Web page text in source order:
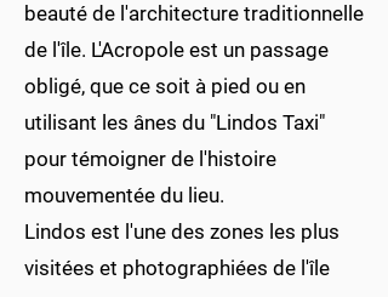
beauté de l'architecture traditionnelle
de l'île. L'Acropole est un passage
obligé, que ce soit à pied ou en
utilisant les ânes du "Lindos Taxi"
pour témoigner de l'histoire
mouvementée du lieu.
Lindos est l'une des zones les plus
visitées et photographiées de l'île